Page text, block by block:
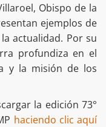
Obispo de la
ejemplos de
actualidad. Por su
profundiza en el
y la misión de los
la edición 73°
haciendo clic aquí